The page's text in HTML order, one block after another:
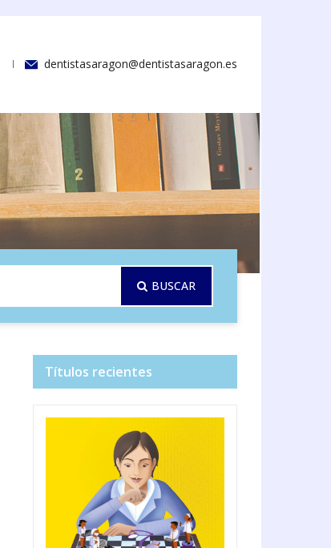
dentistasaragon@dentistasaragon.es
BUSCAR
Títulos recientes